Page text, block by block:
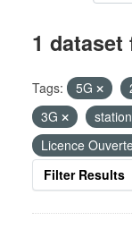
1 dataset
Tags: 5G
3G
Licence
Filter Results